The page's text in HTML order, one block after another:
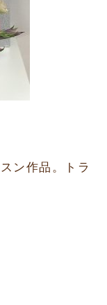
ン作品。トラ